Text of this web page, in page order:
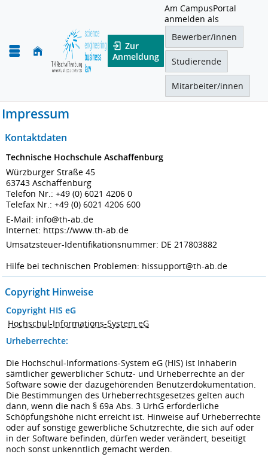
Zur
Anmeldung
Am CampusPortal
anmelden als
Bewerber/innen
Studierende
Mitarbeiter/innen
Impressum
Kontaktdaten
Technische Hochschule Aschaffenburg
Würzburger Straße 45
63743 Aschaffenburg
Telefon Nr.: +49 (0) 6021 4206 0
Telefax Nr.: +49 (0) 6021 4206 600
E-Mail: info@th-ab.de
Internet: https://www.th-ab.de
Umsatzsteuer-Identifikationsnummer: DE 217803882
Hilfe bei technischen Problemen: hissupport@th-ab.de
Copyright Hinweise
Copyright HIS eG
Hochschul-Informations-System eG
Urheberrechte:
Die Hochschul-Informations-System eG (HIS) ist Inhaberin
sämtlicher gewerblicher Schutz- und Urheberrechte an der
Software sowie der dazugehörenden Benutzerdokumentation.
Die Bestimmungen des Urheberrechtsgesetzes gelten auch
dann, wenn die nach § 69a Abs. 3 UrhG erforderliche
Schöpfungshöhe nicht erreicht ist. Hinweise auf Urheberrechte
oder auf sonstige gewerbliche Schutzrechte, die sich auf oder
in der Software befinden, dürfen weder verändert, beseitigt
noch sonst unkenntlich gemacht werden.